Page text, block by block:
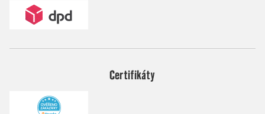
Certifikáty